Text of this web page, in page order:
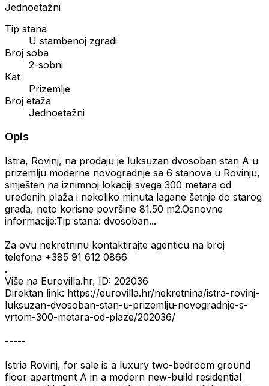
Jednoetažni
Tip stana
U stambenoj zgradi
Broj soba
2-sobni
Kat
Prizemlje
Broj etaža
Jednoetažni
Opis
Istra, Rovinj, na prodaju je luksuzan dvosoban stan A u
prizemlju moderne novogradnje sa 6 stanova u Rovinju,
smješten na iznimnoj lokaciji svega 300 metara od
uređenih plaža i nekoliko minuta lagane šetnje do starog
grada, neto korisne površine 81.50 m2.Osnovne
informacije:Tip stana: dvosoban...
Za ovu nekretninu kontaktirajte agenticu na broj
telefona +385 91 612 0866
.
Više na Eurovilla.hr, ID: 202036
Direktan link: https://eurovilla.hr/nekretnina/istra-rovinj-
luksuzan-dvosoban-stan-u-prizemlju-novogradnje-s-
vrtom-300-metara-od-plaze/202036/
-----
Istria Rovinj, for sale is a luxury two-bedroom ground
floor apartment A in a modern new-build residential